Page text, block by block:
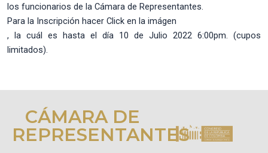
los funcionarios de la Cámara de Representantes.
Para la Inscripción hacer Click en la imágen
, la cuál es hasta el día 10 de Julio 2022 6:00pm. (cupos
limitados).
CÁMARA DE
REPRESENTANTES